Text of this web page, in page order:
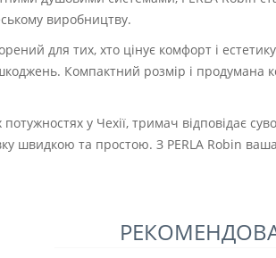
виробництву.
для тих, хто цінує комфорт і
Компактний розмір і продумана
у Чехії, тримач відповідає
швидкою та простою. З PERLA Robin